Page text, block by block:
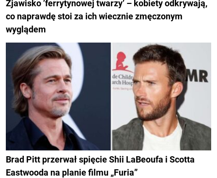
Zjawisko ’ferrytynowej twarzy’ – kobiety odkrywają,
co naprawdę stoi za ich wiecznie zmęczonym
wyglądem
Brad Pitt przerwał spięcie Shii LaBeoufa i Scotta
Eastwooda na planie filmu „Furia”